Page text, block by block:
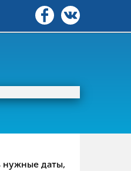
нужные даты,